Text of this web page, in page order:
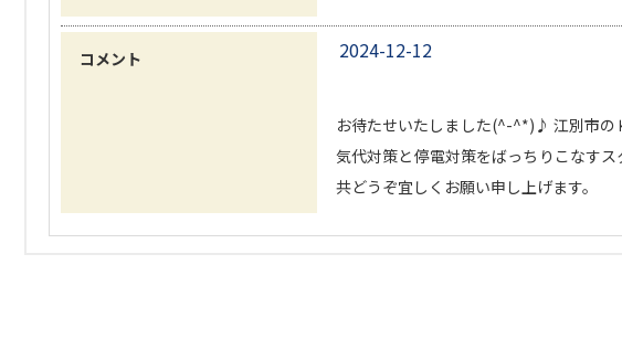
コメント 2024-12-12
お待たせいたしました(^-^*)♪ 江別市の
気代対策と停電対策をばっちりこなす
共どうぞ宜しくお願い申し上げます。